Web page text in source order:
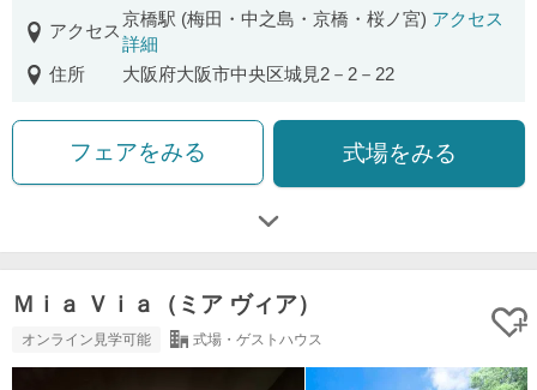
アクセス
京橋駅 (梅田・中之島・京橋・桜ノ宮) アクセス
詳細
住所
大阪府大阪市中央区城見2－2－22
フェアをみる 式場をみる
Ｍｉａ Ｖｉａ（ミア ヴィア）
オンライン見学可能 式場・ゲストハウス